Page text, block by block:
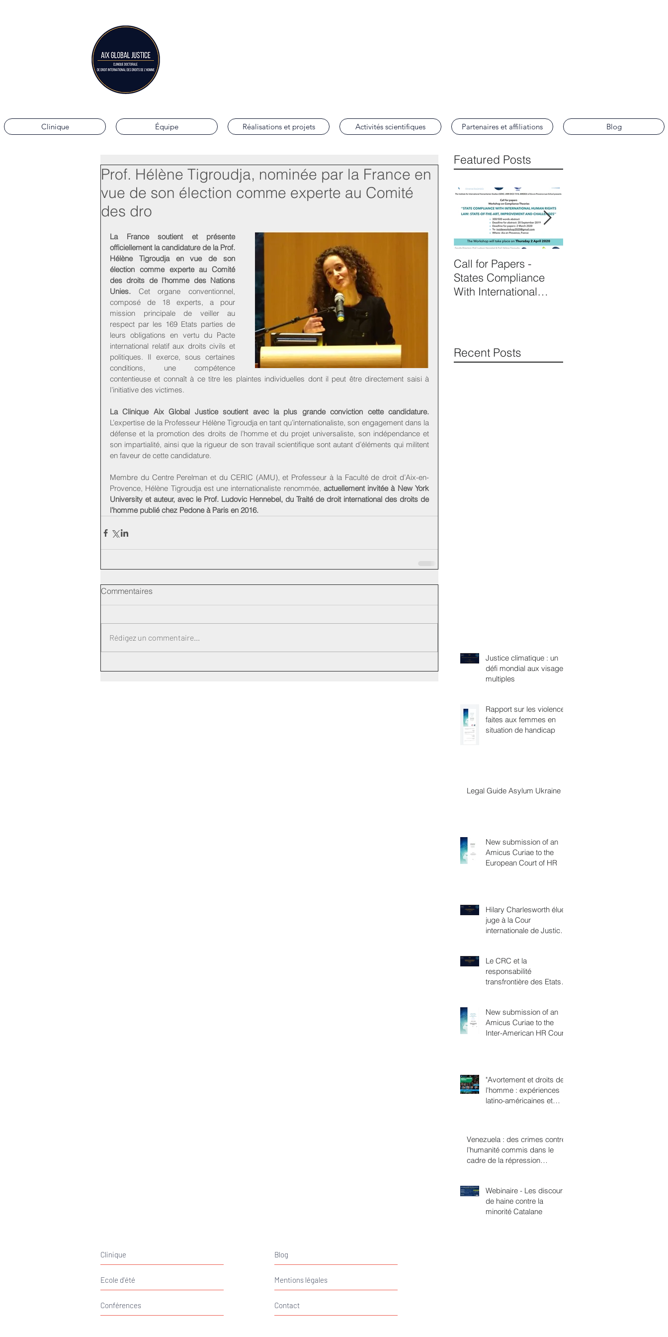
Clinique Équipe Réalisations et projets Activités scientifiques Partenaires et affiliations Blog
Prof. Hélène Tigroudja, nominée par la France en
vue de son élection comme experte au Comité
des dro
La France soutient et présente
officiellement la candidature de la Prof.
Hélène Tigroudja en vue de son
élection comme experte au Comité
des droits de l’homme des Nations
Unies. Cet organe conventionnel,
composé de 18 experts, a pour
mission principale de veiller au
respect par les 169 Etats parties de
leurs obligations en vertu du Pacte
international relatif aux droits civils et
politiques. Il exerce, sous certaines
conditions, une compétence
contentieuse et connaît à ce titre les plaintes individuelles dont il peut être directement saisi à
l’initiative des victimes.
La Clinique Aix Global Justice soutient avec la plus grande conviction cette candidature.
L’expertise de la Professeur Hélène Tigroudja en tant qu’internationaliste, son engagement dans la
défense et la promotion des droits de l’homme et du projet universaliste, son indépendance et
son impartialité, ainsi que la rigueur de son travail scientifique sont autant d’éléments qui militent
en faveur de cette candidature.
Membre du Centre Perelman et du CERIC (AMU), et Professeur à la Faculté de droit d’Aix-en-
Provence, Hélène Tigroudja est une internationaliste renommée, actuellement invitée à New York
University et auteur, avec le Prof. Ludovic Hennebel, du Traité de droit international des droits de
l’homme publié chez Pedone à Paris en 2016.
Commentaires
Rédigez un commentaire...
Featured Posts
Call for Papers -
States Compliance
With International
Recent Posts
Justice climatique : un
défi mondial aux visages
multiples
Rapport sur les violences
faites aux femmes en
situation de handicap
Legal Guide Asylum Ukraine
New submission of an
Amicus Curiae to the
European Court of HR
Hilary Charlesworth élue
juge à la Cour
internationale de Justice,
Le CRC et la
responsabilité
transfrontière des Etats
New submission of an
Amicus Curiae to the
Inter-American HR Court
"Avortement et droits de
l'homme : expériences
latino-américaines et
Venezuela : des crimes contre
l’humanité commis dans le
cadre de la répression
Webinaire - Les discours
de haine contre la
minorité Catalane
Ecole d'été
Clinique
Conférences Contact
Blog
Mentions légales